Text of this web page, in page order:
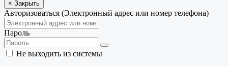
× Закрыть
Авторизоваться (Электронный адрес или номер телефона)
Пароль
Не выходить из системы